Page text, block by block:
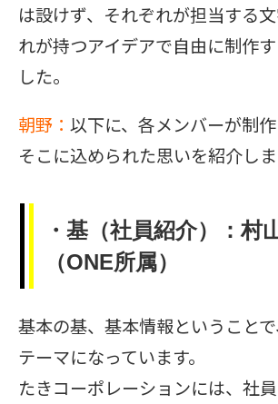
は設けず、それぞれが担当する
れが持つアイデアで自由に制作
した。
朝野：以下に、各メンバーが制作
そこに込められた思いを紹介しま
・基（社員紹介）：村
（ONE所属）
基本の基、基本情報ということ
テーマになっています。
たきコーポレーションには、社